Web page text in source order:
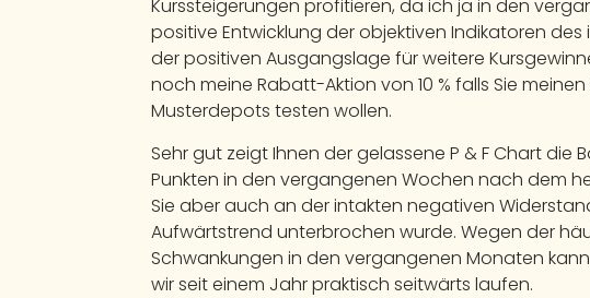
Kurssteigerungen profitieren, da ich ja in den
positive Entwicklung der objektiven Indikatoren
der positiven Ausgangslage für weitere
noch meine Rabatt-Aktion von 10 % falls Sie
Musterdepots testen wollen.
Sehr gut zeigt Ihnen der gelassene P & F Chart die
Punkten in den vergangenen Wochen nach dem
Sie aber auch an der intakten negativen
Aufwärtstrend unterbrochen wurde. Wegen der
Schwankungen in den vergangenen Monaten
wir seit einem Jahr praktisch seitwärts laufen.